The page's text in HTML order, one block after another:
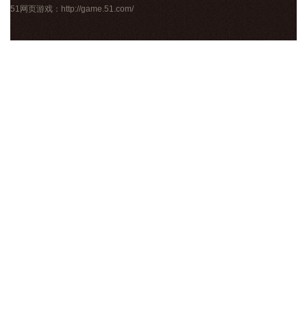
51网页游戏： http://game.51.com/